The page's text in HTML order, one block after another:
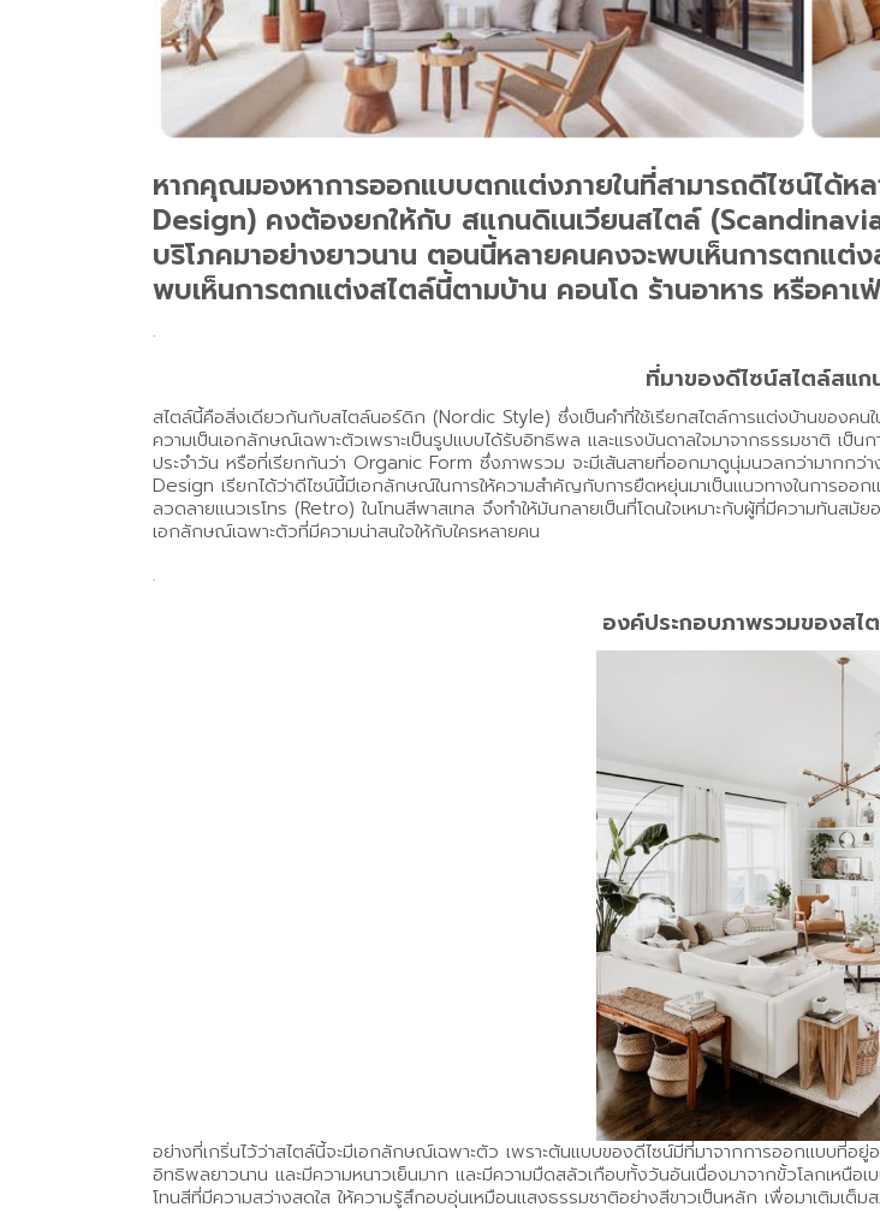
หากคุณมองหาการออกแบบตกแต่งภายในที่สามารถดีไซน์ได้
Design) คงต้องยกให้กับ สแกนดิเนเวียนสไตล์
บริโภคมาอย่างยาวนาน ตอนนี้หลายคนคงจะพบเห็นการตกแต่ง
พบเห็นการตกแต่งสไตล์นี้ตามบ้าน คอนโด ร้านอาหาร หรือคาเ
.
ที่มาของดีไซน์สไตล์สแก
สไตล์นี้คือสิ่งเดียวกันกับสไตล์นอร์ดิก (Nordic Style) ซึ่งเป็นคำที่ใช้เรียกสไตล์การแต่งบ้านของคน
ความเป็นเอกลักษณ์เฉพาะตัวเพราะเป็นรูปแบบได้รับอิทธิพล และแรงบันดาลใจมาจากธรรมชาติ เป็
ประจำวัน หรือที่เรียกกันว่า Organic Form ซึ่งภาพรวม จะมีเส้นสายที่ออกมาดูนุ่มนวลกว่ามากกว่
Design เรียกได้ว่าดีไซน์นี้มีเอกลักษณ์ในการให้ความสำคัญกับการยืดหยุ่นมาเป็นแนวทางในการอ
ลวดลายแนวเรโทร (Retro) ในโทนสีพาสเทล จึงทำให้มันกลายเป็นที่โดนใจเหมาะกับผู้ที่มีความทัน
เอกลักษณ์เฉพาะตัวที่มีความน่าสนใจให้กับใครหลายคน
.
องค์ประกอบภาพรวมของสไ
อย่างที่เกริ่นไว้ว่าสไตล์นี้จะมีเอกลักษณ์เฉพาะตัว เพราะต้นแบบของดีไซน์มีที่มาจากการออกแบบที่อ
อิทธิพลยาวนาน และมีความหนาวเย็นมาก และมีความมืดสลัวเกือบทั้งวันอันเนื่องมาจากขั้วโลกเห
โทนสีที่มีความสว่างสดใส ให้ความรู้สึกอบอุ่นเหมือนแสงธรรมชาติอย่างสีขาวเป็นหลัก เพื่อมาเติมเต็